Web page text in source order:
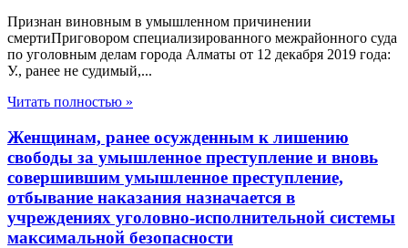
Признан виновным в умышленном причинении
смертиПриговором специализированного межрайонного суда
по уголовным делам города Алматы от 12 декабря 2019 года:
У., ранее не судимый,...
Читать полностью »
Женщинам, ранее осужденным к лишению
свободы за умышленное преступление и вновь
совершившим умышленное преступление,
отбывание наказания назначается в
учреждениях уголовно-исполнительной системы
максимальной безопасности